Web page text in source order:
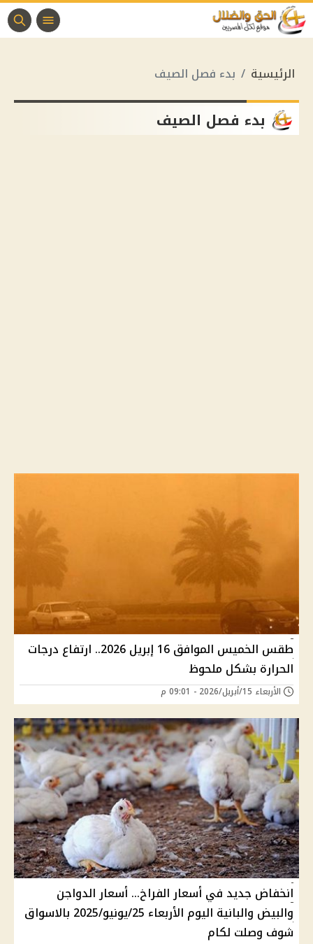
الرئيسية بدء فصل الصيف
بدء فصل الصيف
طقس الخميس الموافق 16 إبريل 2026.. ارتفاع درجات
الحرارة بشكل ملحوظ
الأربعاء 15/أبريل/2026 - 09:01 م
انخفاض جديد في أسعار الفراخ... أسعار الدواجن
والبيض والبانية اليوم الأربعاء 25/يونيو/2025 بالاسواق
شوف وصلت لكام